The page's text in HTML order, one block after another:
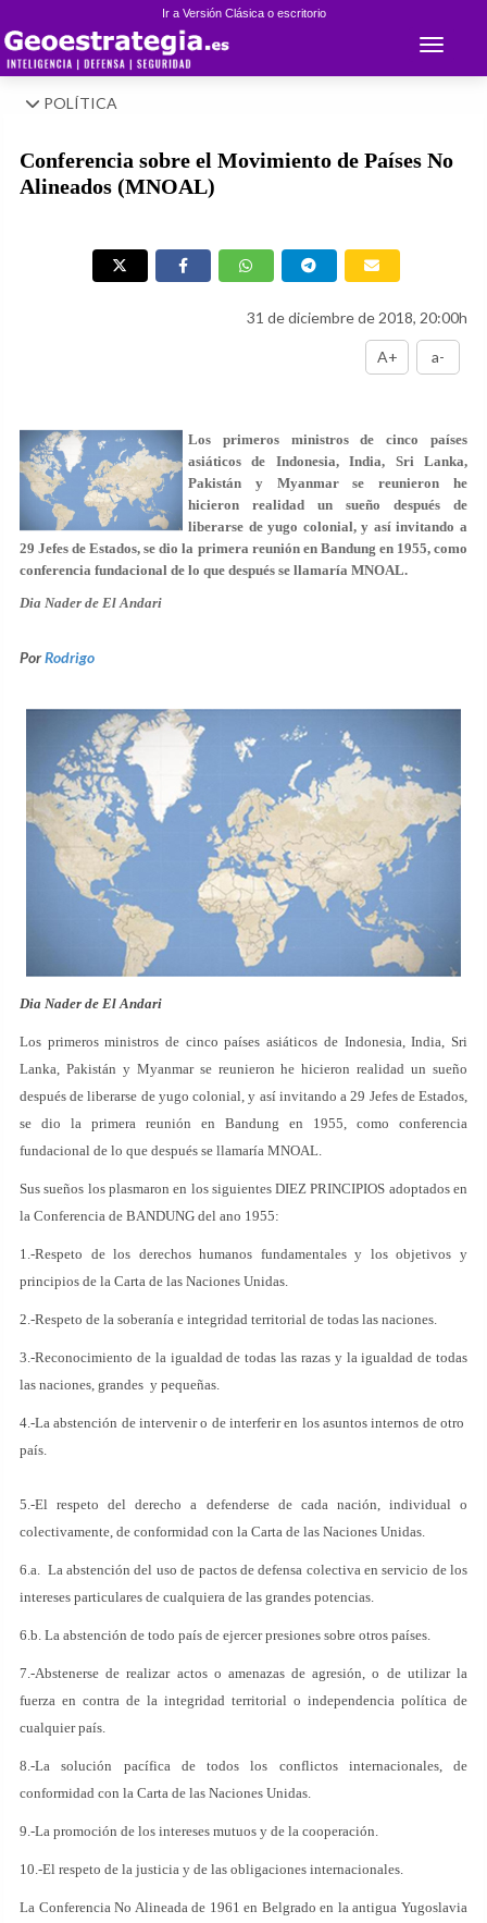
Ir a Versión Clásica o escritorio
Toggle
POLÍTICA
Conferencia sobre el Movimiento de Países No
Alineados (MNOAL)
31 de diciembre de 2018, 20:00h
A+ a-
Los primeros ministros de cinco países
asiáticos de Indonesia, India, Sri Lanka,
Pakistán y Myanmar se reunieron he
hicieron realidad un sueño después de
liberarse de yugo colonial, y así invitando a
29 Jefes de Estados, se dio la primera reunión en Bandung en 1955, como
conferencia fundacional de lo que después se llamaría MNOAL.
Dia Nader de El Andari
PorRodrigo
Dia Nader de El Andari
Los primeros ministros de cinco países asiáticos de Indonesia, India, Sri
Lanka, Pakistán y Myanmar se reunieron he hicieron realidad un sueño
después de liberarse de yugo colonial, y así invitando a 29 Jefes de Estados,
se dio la primera reunión en Bandung en 1955, como conferencia
fundacional de lo que después se llamaría MNOAL.
Sus sueños los plasmaron en los siguientes DIEZ PRINCIPIOS adoptados en
la Conferencia de BANDUNG del ano 1955:
1.-Respeto de los derechos humanos fundamentales y los objetivos y
principios de la Carta de las Naciones Unidas.
2.-Respeto de la soberanía e integridad territorial de todas las naciones.
3.-Reconocimiento de la igualdad de todas las razas y la igualdad de todas
las naciones, grandes y pequeñas.
4.-La abstención de intervenir o de interferir en los asuntos internos de otro
país.
5.-El respeto del derecho a defenderse de cada nación, individual o
colectivamente, de conformidad con la Carta de las Naciones Unidas.
6.a. La abstención del uso de pactos de defensa colectiva en servicio de los
intereses particulares de cualquiera de las grandes potencias.
6.b. La abstención de todo país de ejercer presiones sobre otros países.
7.-Abstenerse de realizar actos o amenazas de agresión, o de utilizar la
fuerza en contra de la integridad territorial o independencia política de
cualquier país.
8.-La solución pacífica de todos los conflictos internacionales, de
conformidad con la Carta de las Naciones Unidas.
9.-La promoción de los intereses mutuos y de la cooperación.
10.-El respeto de la justicia y de las obligaciones internacionales.
La Conferencia No Alineada de 1961 en Belgrado en la antigua Yugoslavia